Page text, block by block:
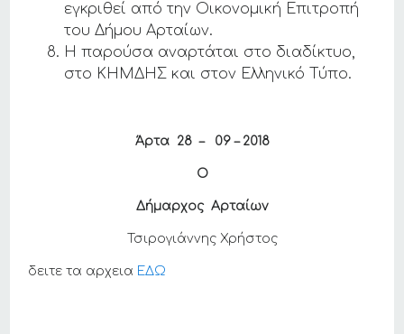
εγκριθεί από την Οικονομική Επιτροπή
του Δήμου Αρταίων.
Η παρούσα αναρτάται στο διαδίκτυο,
στο ΚΗΜΔΗΣ και στον Ελληνικό Τύπο.
Άρτα 28 – 09 – 2018
Ο
Δήμαρχος Αρταίων
Τσιρογιάννης Χρήστος
δειτε τα αρχεια ΕΔΩ